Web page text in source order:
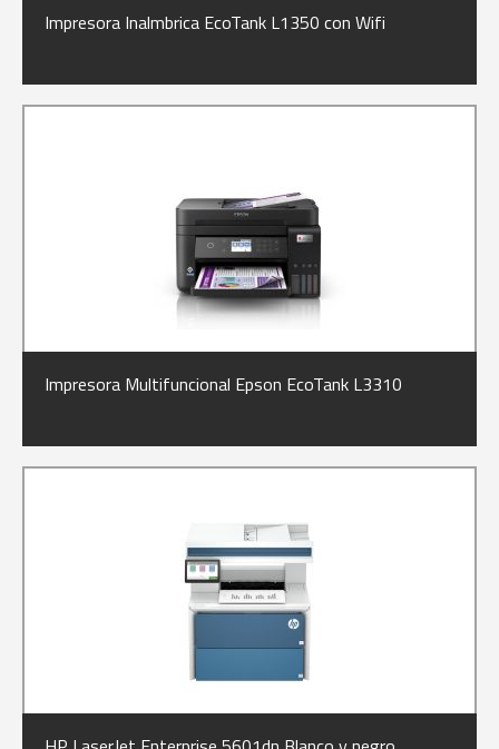
Impresora Inalmbrica EcoTank L1350 con Wifi
Impresora Multifuncional Epson EcoTank L3310